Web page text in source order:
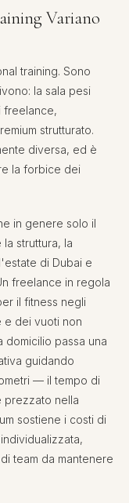
Variano
training. Sono
la sala pesi
freelance,
strutturato.
diversa, ed è
la forbice dei
in genere solo il
struttura, la
di Dubai e
freelance in regola
il fitness negli
e dei vuoti non
domicilio passa una
guidando
— il tempo di
prezzato nella
sostiene i costi di
team da mantenere